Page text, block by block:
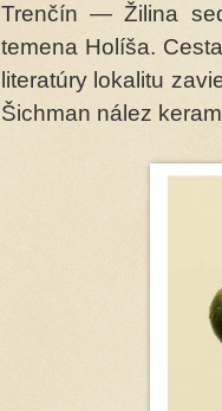
Trenčín — Žilina
temena Holíša.
literatúry lokalitu
Šichman nález